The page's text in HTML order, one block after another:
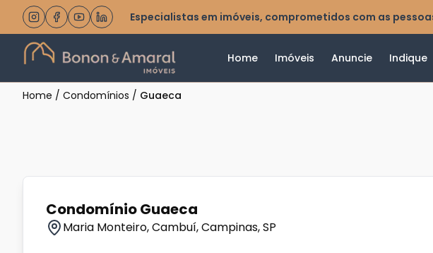
Especialistas em imóveis, comprometidos com as
Home Imóveis Anuncie Indique
Home / Condomínios / Guaeca
Condomínio Guaeca
Maria Monteiro, Cambuí, Campinas, SP